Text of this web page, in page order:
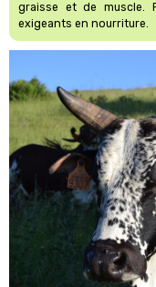
graisse et de muscle.
exigeants en nourriture.